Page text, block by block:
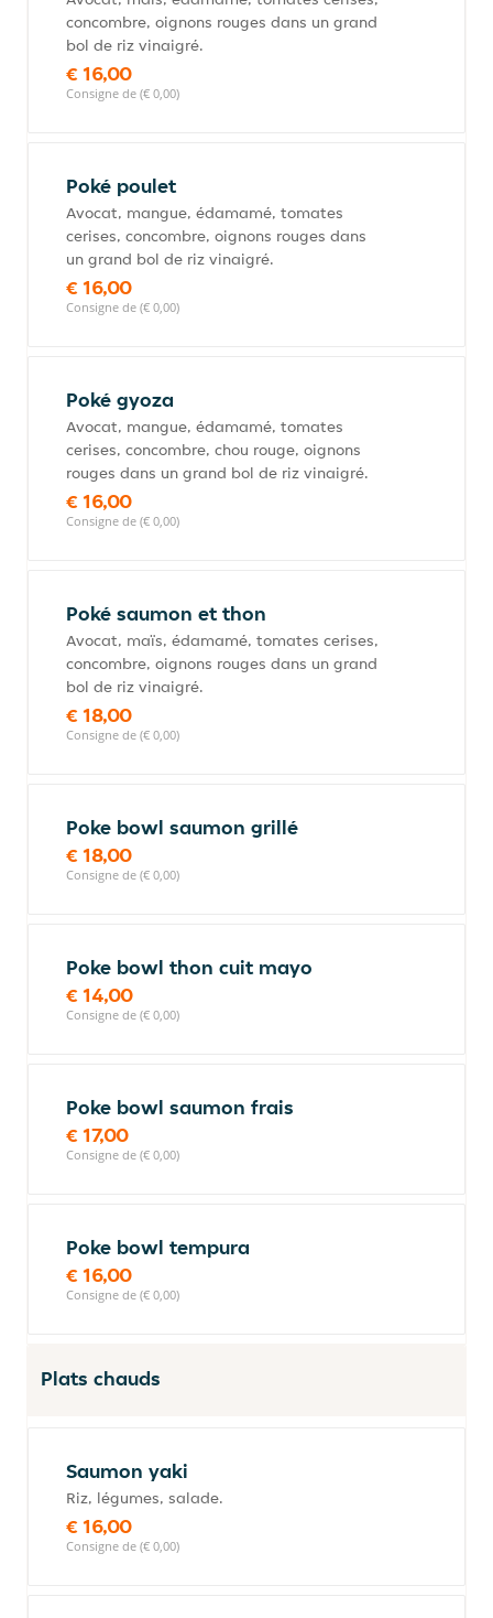
concombre, oignons rouges dans un grand
bol de riz vinaigré.
€ 16,00
Consigne de (€ 0,00)
Poké poulet
Avocat, mangue, édamamé, tomates
cerises, concombre, oignons rouges dans
un grand bol de riz vinaigré.
€ 16,00
Consigne de (€ 0,00)
Poké gyoza
Avocat, mangue, édamamé, tomates
cerises, concombre, chou rouge, oignons
rouges dans un grand bol de riz vinaigré.
€ 16,00
Consigne de (€ 0,00)
Poké saumon et thon
Avocat, maïs, édamamé, tomates cerises,
concombre, oignons rouges dans un grand
bol de riz vinaigré.
€ 18,00
Consigne de (€ 0,00)
Poke bowl saumon grillé
€ 18,00
Consigne de (€ 0,00)
Poke bowl thon cuit mayo
€ 14,00
Consigne de (€ 0,00)
Poke bowl saumon frais
€ 17,00
Consigne de (€ 0,00)
Poke bowl tempura
€ 16,00
Consigne de (€ 0,00)
Plats chauds
Saumon yaki
Riz, légumes, salade.
€ 16,00
Consigne de (€ 0,00)